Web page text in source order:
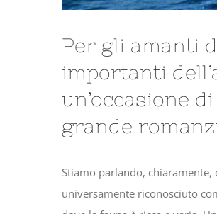
Per gli amanti
importanti
un’occasione
grande
Stiamo parlando, chiaramente,
universamente riconosciuto